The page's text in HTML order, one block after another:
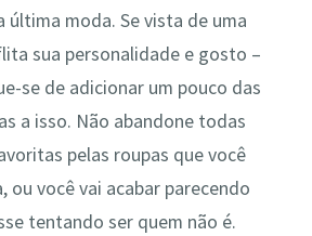
última moda. Se vista de uma
sua personalidade e gosto –
se de adicionar um pouco das
a isso. Não abandone todas
pelas roupas que você
ou você vai acabar parecendo
tentando ser quem não é.